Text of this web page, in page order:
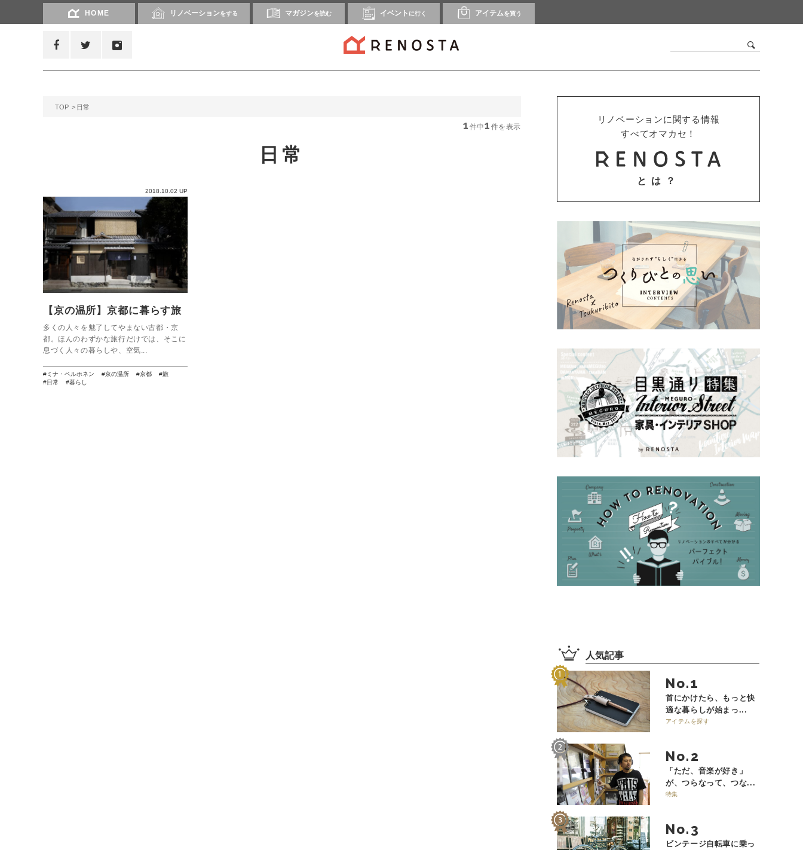
HOME リノベーションをする マガジンを読む イベント に行く アイテムを買う
TOP 日常
1 件中1 件を表示
日常
2018.10.02 UP
【京の温所】京都に暮らす旅
多くの人々を魅了してやまない古都・京
都。ほんのわずかな旅行だけでは、そこに
息づく人々の暮らしや、空気...
ミナ・ペルホネン 京の温所 京都
旅
日常
暮らし
リノベーションに関する情報
すべてオマカセ！
とは？
人気記事
No.
首にかけたら、もっと快
適な暮らしが始まっ...
アイテムを探す
No.
「ただ、音楽が好き」
が、つらなって、つな...
特集
No.
ビンテージ自転車に乗っ